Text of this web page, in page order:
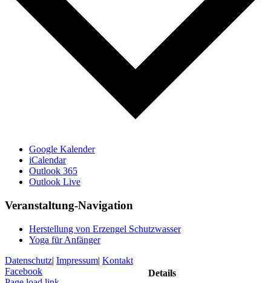
Google Kalender
iCalendar
Outlook 365
Outlook Live
Veranstaltung-Navigation
Herstellung von Erzengel Schutzwasser
Yoga für Anfänger
Details
Datenschutz| Impressum| Kontakt
Facebook